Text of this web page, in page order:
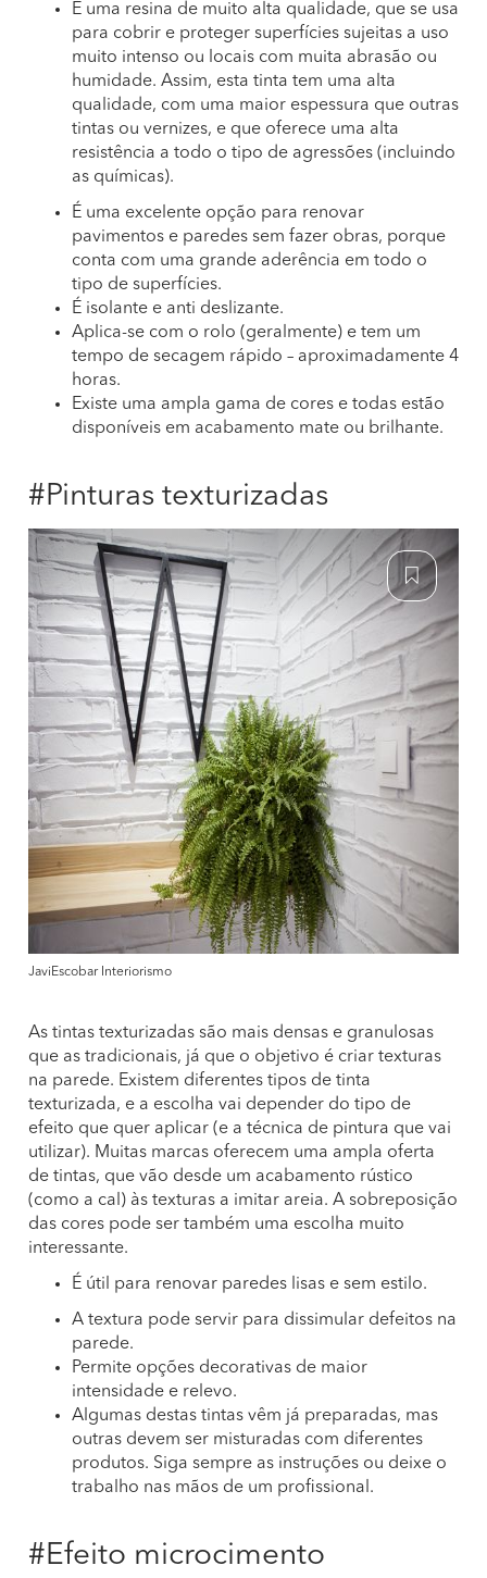
É uma resina de muito alta qualidade, que se usa
para cobrir e proteger superfícies sujeitas a uso
muito intenso ou locais com muita abrasão ou
humidade. Assim, esta tinta tem uma alta
qualidade, com uma maior espessura que outras
tintas ou vernizes, e que oferece uma alta
resistência a todo o tipo de agressões (incluindo
as químicas).
É uma excelente opção para renovar
pavimentos e paredes sem fazer obras, porque
conta com uma grande aderência em todo o
tipo de superfícies.
É isolante e anti deslizante.
Aplica-se com o rolo (geralmente) e tem um
tempo de secagem rápido – aproximadamente 4
horas.
Existe uma ampla gama de cores e todas estão
disponíveis em acabamento mate ou brilhante.
#Pinturas texturizadas
JaviEscobar Interiorismo
As tintas texturizadas são mais densas e granulosas
que as tradicionais, já que o objetivo é criar texturas
na parede. Existem diferentes tipos de tinta
texturizada, e a escolha vai depender do tipo de
efeito que quer aplicar (e a técnica de pintura que vai
utilizar). Muitas marcas oferecem uma ampla oferta
de tintas, que vão desde um acabamento rústico
(como a cal) às texturas a imitar areia. A sobreposição
das cores pode ser também uma escolha muito
interessante.
É útil para renovar paredes lisas e sem estilo.
A textura pode servir para dissimular defeitos na
parede.
Permite opções decorativas de maior
intensidade e relevo.
Algumas destas tintas vêm já preparadas, mas
outras devem ser misturadas com diferentes
produtos. Siga sempre as instruções ou deixe o
trabalho nas mãos de um profissional.
#Efeito microcimento